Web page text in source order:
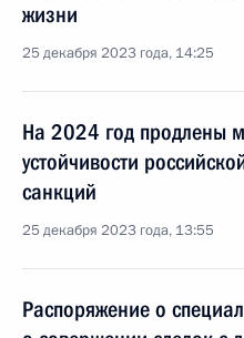
жизни
25 декабря 2023 года, 14:25
На 2024 год продлены
устойчивости
санкций
25 декабря 2023 года, 13:55
Распоряжение о